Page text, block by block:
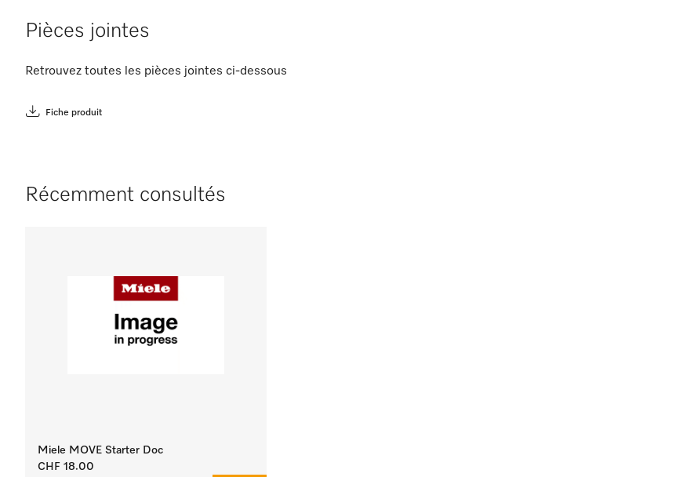
Pièces jointes
Retrouvez toutes les pièces jointes ci-dessous
Fiche produit
Récemment consultés
Miele MOVE Starter Doc
CHF 18.00